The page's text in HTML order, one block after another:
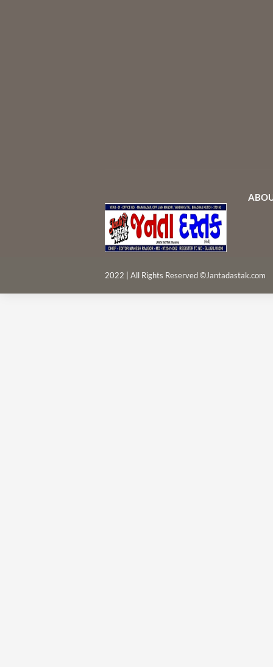
2022 | All Rights Reserved ©Jantadastak.com